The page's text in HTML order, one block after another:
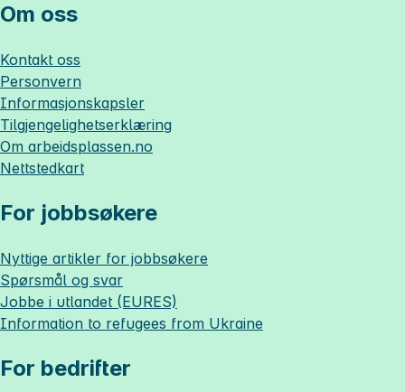
Om oss
Kontakt oss
Personvern
Informasjonskapsler
Tilgjengelighetserklæring
Om arbeidsplassen.no
Nettstedkart
For jobbsøkere
Nyttige artikler for jobbsøkere
Spørsmål og svar
Jobbe i utlandet (EURES)
Information to refugees from Ukraine
For bedrifter